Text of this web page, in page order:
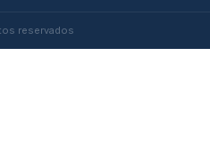
reservados